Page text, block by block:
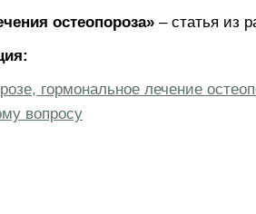
остеопороза» – статья из
гормональное лечение
вопросу